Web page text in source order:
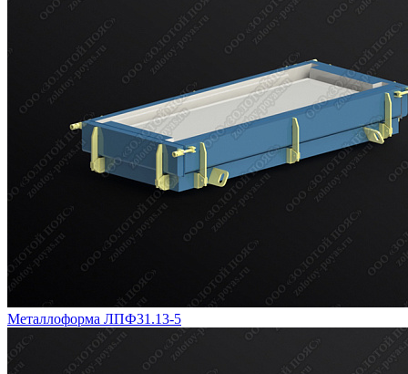
Металлоформа ЛПФ31.13-5